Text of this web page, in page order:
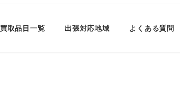
買取品目一覧 出張対応地域 よくある質問